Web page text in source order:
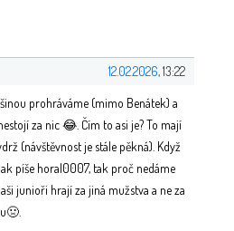
12.02.2026, 13:22
prohráváme (mimo Benátek) a
za nic 😂. Čím to asi je? To mají
(návštěvnost je stále pěkná). Když
píše horal0007, tak proč nedáme
junioři hrají za jiná mužstva a ne za